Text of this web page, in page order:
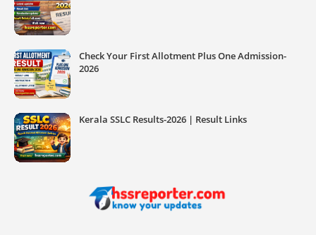
Check Your First Allotment Plus One Admission-
2026
Kerala SSLC Results-2026 | Result Links